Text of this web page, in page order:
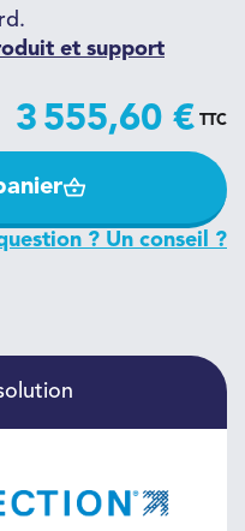
et support
3 555,60 € TTC
? Un conseil ?